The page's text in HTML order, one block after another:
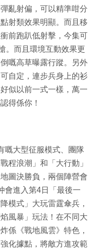
亂射偏，可以精準咁分
射類效果明顯。而且移
前跑趴低射擊，今集可
。而且環境互動效果更
嘅高草曝露行蹤。另外
自定，連步兵身上的衫
似以前一式一樣，萬一
得係你！
嘅大型征服模式、團隊
程浪潮」和「大行動」
圖決勝負，兩個陣營會
會進入第4日「最後一
模式」大玩雷霆傘兵，
風暴」玩法！在不同大
係《戰地風雲》特色，
化據點，將敵方進攻範